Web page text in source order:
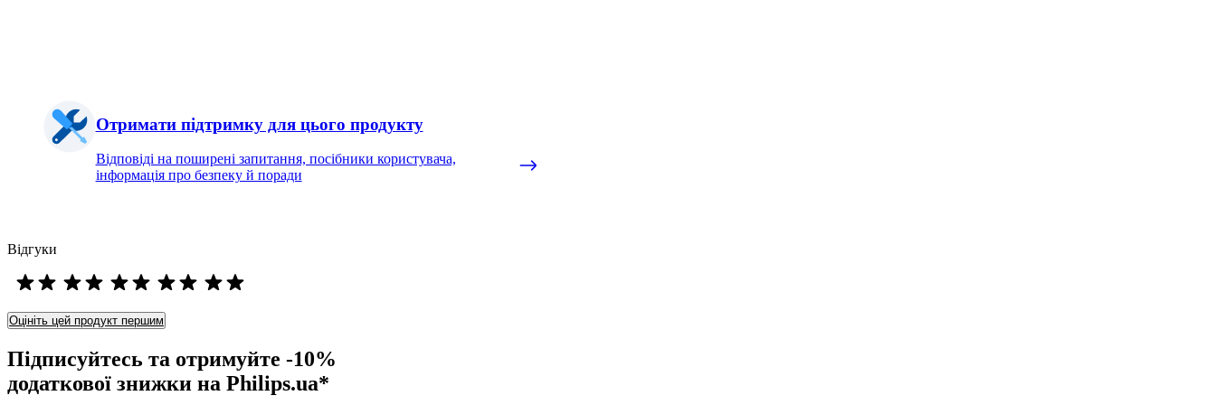
Отримати підтримку для цього продукту
Відповіді на поширені запитання, посібники користувача,
інформація про безпеку й поради
Відгуки
Оцініть цей продукт першим
Підписуйтесь та отримуйте -10%
додаткової знижки на Philips.ua*